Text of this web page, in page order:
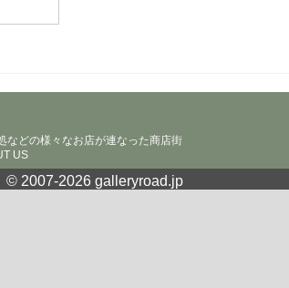
などの様々なお店が連なった商店街
US
© 2007-2026 galleryroad.jp